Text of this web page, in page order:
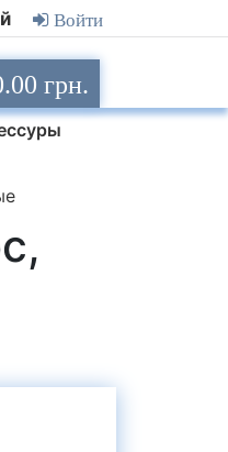
Войти
грн.